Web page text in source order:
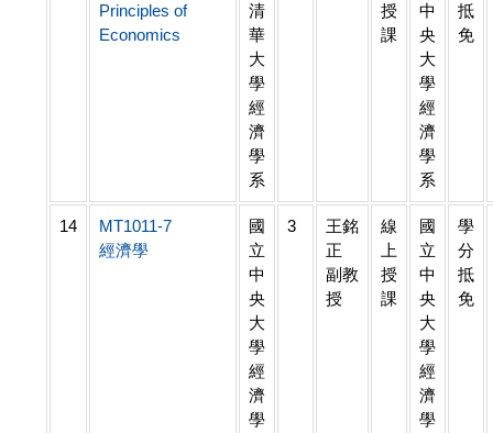
Principles of
Economics
清
華
大
學
經
濟
學
系
授
課
中
央
大
學
經
濟
學
系
抵
免
14
MT1011-7
經濟學
國
立
中
央
大
學
經
濟
學
3
王銘
正
副教
授
線
上
授
課
國
立
中
央
大
學
經
濟
學
學
分
抵
免